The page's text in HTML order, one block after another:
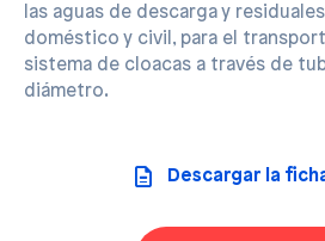
las aguas de descarga y
doméstico y civil, para el
sistema de cloacas a través de
diámetro.
Descargar la